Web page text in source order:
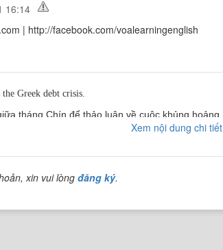
16:14
| http://facebook.com/voalearningenglish
Greek debt crisis.
tháng Chín để thảo luận về cuộc khủng hoảng
Xem nội dung chi tiết
xin vui lòngđăng ký.